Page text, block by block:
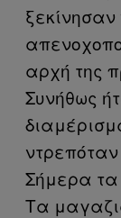
αρχή της
Συνήθως
Σήμερα
Τα